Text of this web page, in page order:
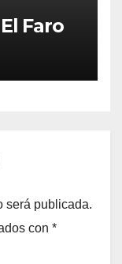
Faro
será publicada.
con *